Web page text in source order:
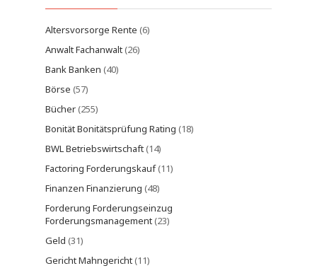
Altersvorsorge Rente (6)
Anwalt Fachanwalt(26)
Bank Banken (40)
Börse (57)
Bücher(255)
Bonität Bonitätsprüfung Rating (18)
BWL Betriebswirtschaft(14)
Factoring Forderungskauf(11)
Finanzen Finanzierung (48)
Forderung Forderungseinzug
Forderungsmanagement(23)
Geld (31)
Gericht Mahngericht(11)